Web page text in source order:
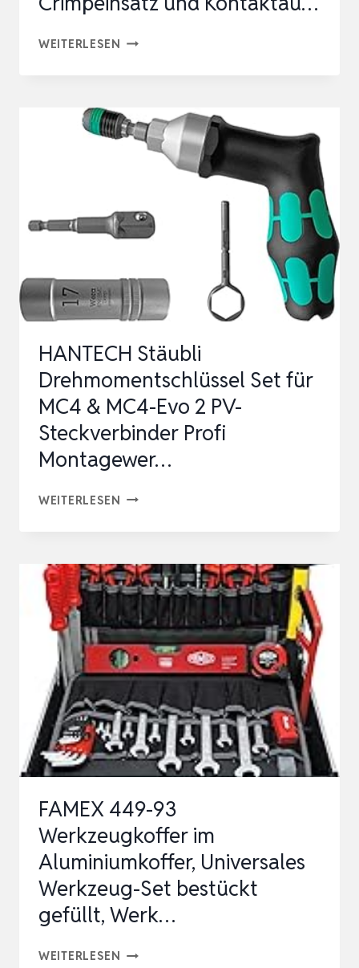
WEITERLESEN KNIPEX
PHOTOVOLTAIK,
6-
SET,
MIT
UND
KONTAKTAU…
HANTECH Stäubli
Drehmomentschlüssel Set für
MC4 & MC4-Evo 2 PV-
Steckverbinder Profi
Montagewer…
WEITERLESEN HANTECH
SET
FÜR
MC4
&
MC4-
EVO
2
PV-
STECKVERBINDER
MONTAGEWER…
FAMEX 449-93
Werkzeugkoffer im
Aluminiumkoffer, Universales
Werkzeug-Set bestückt
gefüllt, Werk…
WEITERLESEN FAMEX